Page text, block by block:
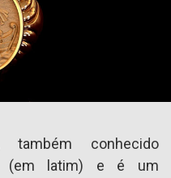
também conhecido
(em latim) e é um